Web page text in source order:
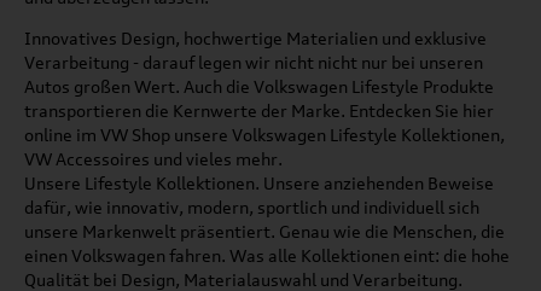
Innovatives Design, hochwertige Materialien und exklusive
Verarbeitung - darauf legen wir nicht nicht nur bei unseren
Autos großen Wert. Auch die Volkswagen Lifestyle Produkte
transportieren die Kernwerte der Marke. Entdecken Sie hier
online im VW Shop unsere Volkswagen Lifestyle Kollektionen,
VW Accessoires und vieles mehr.
Unsere Lifestyle Kollektionen. Unsere anziehenden Beweise
dafür, wie innovativ, modern, sportlich und individuell sich
unsere Markenwelt präsentiert. Genau wie die Menschen, die
einen Volkswagen fahren. Was alle Kollektionen eint: die hohe
Qualität bei Design, Materialauswahl und Verarbeitung.